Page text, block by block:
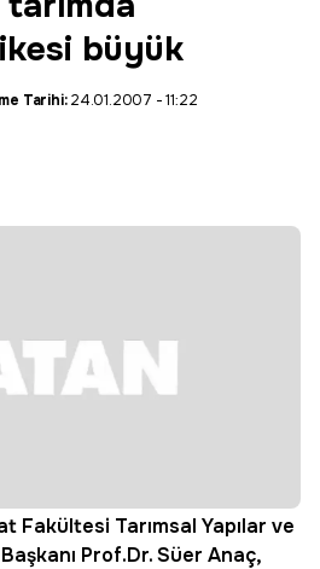
büyük
Tarihi:24.01.2007 - 11:22
Fakültesi Tarımsal Yapılar ve
Prof.Dr. Süer Anaç,